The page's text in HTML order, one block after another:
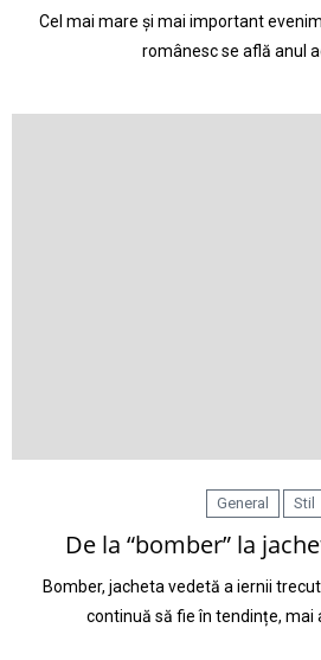
Cel mai mare și mai important
românesc se află anul
General Stil
De la “bomber” la
Bomber, jacheta vedetă a iernii
continuă să fie în tendințe, mai